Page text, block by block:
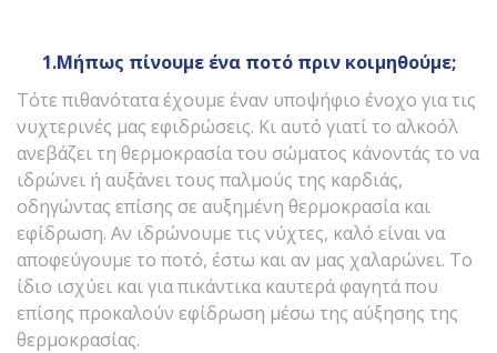
1.Μήπως πίνουμε ένα ποτό πριν κοιμηθούμε;
Τότε πιθανότατα έχουμε έναν υποψήφιο ένοχο για τις
νυχτερινές μας εφιδρώσεις. Κι αυτό γιατί το αλκοόλ
ανεβάζει τη θερμοκρασία του σώματος κάνοντάς το να
ιδρώνει ή αυξάνει τους παλμούς της καρδιάς,
οδηγώντας επίσης σε αυξημένη θερμοκρασία και
εφίδρωση. Αν ιδρώνουμε τις νύχτες, καλό είναι να
αποφεύγουμε το ποτό, έστω και αν μας χαλαρώνει. Το
ίδιο ισχύει και για πικάντικα καυτερά φαγητά που
επίσης προκαλούν εφίδρωση μέσω της αύξησης της
θερμοκρασίας.